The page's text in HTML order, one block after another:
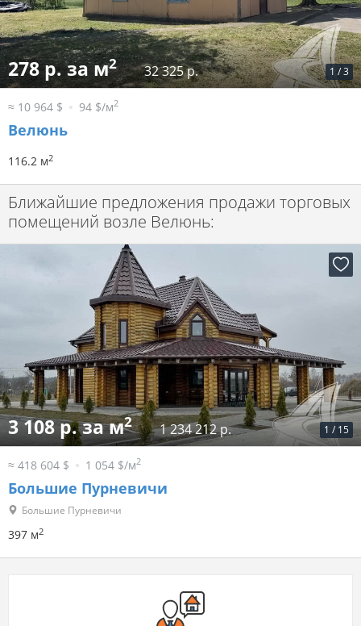
1 /3
278 р. за м2 32 325 р.
≈ 10 964 $ 94 $/м2
Велюнь
116.2 м2
Ближайшие предложения продажи торговых
помещений возле Велюнь:
1 / 15
3 108 р. за м2 1 234 212 р.
≈ 418 604 $ 1 054 $/м2
Большие Пурневичи
Большие Пурневичи
397 м2